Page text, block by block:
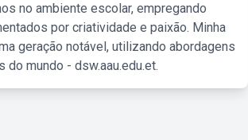
no ambiente escolar, empregando
por criatividade e paixão. Minha
geração notável, utilizando abordagens
mundo - dsw.aau.edu.et.